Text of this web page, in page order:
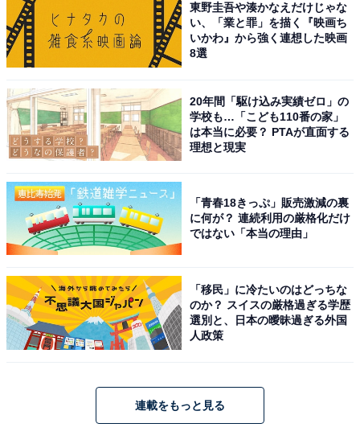
運用がしやすく、予測もつきやすくなるとされていま
す。
iOS 26の注目ポイント
■「Liquid Glass」デザインの導入
東野圭吾や湊かなえだけじゃな
い、「業と罪」を描く『映画ち
いかわ』から強く連想した映画
8選
20年間「駆け込み実績ゼロ」の
学校も…「こども110番の家」
は本当に必要？ PTAが直面する
理想と現実
「青春18きっぷ」販売激減の裏
に何が？ 連続利用の厳格化だけ
ではない「本当の理由」
「移民」に冷たいのはどっちな
のか？ スイスの厳格過ぎる学歴
選別と、日本の曖昧過ぎる外国
人政策
連載をもっと見る